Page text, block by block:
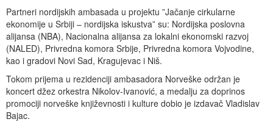
Partneri nordijskih ambasada u projektu ”Jačanje cirkularne
ekonomije u Srbiji – nordijska iskustva” su: Nordijska poslovna
alijansa (NBA), Nacionalna alijansa za lokalni ekonomski razvoj
(NALED), Privredna komora Srbije, Privredna komora Vojvodine,
kao i gradovi Novi Sad, Kragujevac i Niš.
Tokom prijema u rezidenciji ambasadora Norveške održan je
koncert džez orkestra Nikolov-Ivanović, a medalju za doprinos
promociji norveške književnosti i kulture dobio je izdavač Vladislav
Bajac.